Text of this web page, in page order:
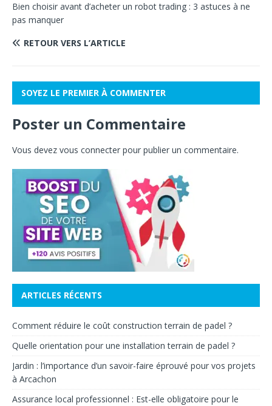
Bien choisir avant d’acheter un robot trading : 3 astuces à ne
pas manquer
RETOUR VERS L’ARTICLE
SOYEZ LE PREMIER À COMMENTER
Poster un Commentaire
Vous devez vous connecter pour publier un commentaire.
ARTICLES RÉCENTS
Comment réduire le coût construction terrain de padel ?
Quelle orientation pour une installation terrain de padel ?
Jardin : l’importance d’un savoir-faire éprouvé pour vos projets
à Arcachon
Assurance local professionnel : Est-elle obligatoire pour le